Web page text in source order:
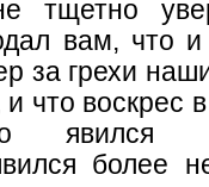
тщетно
вам, что
за грехи
что воскрес
явился
более